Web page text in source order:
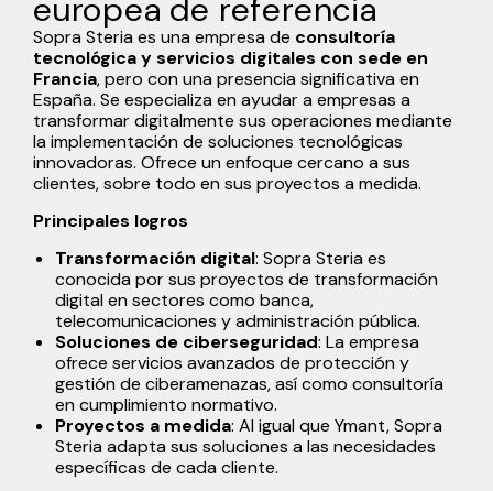
europea de referencia
Sopra Steria es una empresa de consultoría
tecnológica y servicios digitales con sede en
Francia, pero con una presencia significativa en
España. Se especializa en ayudar a empresas a
transformar digitalmente sus operaciones mediante
la implementación de soluciones tecnológicas
innovadoras. Ofrece un enfoque cercano a sus
clientes, sobre todo en sus proyectos a medida.
Principales logros
Transformación digital: Sopra Steria es
conocida por sus proyectos de transformación
digital en sectores como banca,
telecomunicaciones y administración pública.
Soluciones de ciberseguridad: La empresa
ofrece servicios avanzados de protección y
gestión de ciberamenazas, así como consultoría
en cumplimiento normativo.
Proyectos a medida: Al igual que Ymant, Sopra
Steria adapta sus soluciones a las necesidades
específicas de cada cliente.